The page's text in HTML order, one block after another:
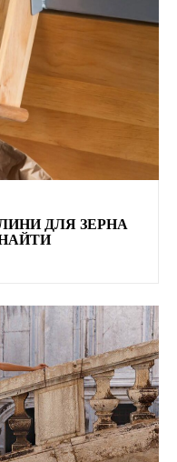
ДЛЯ ЗЕРНА